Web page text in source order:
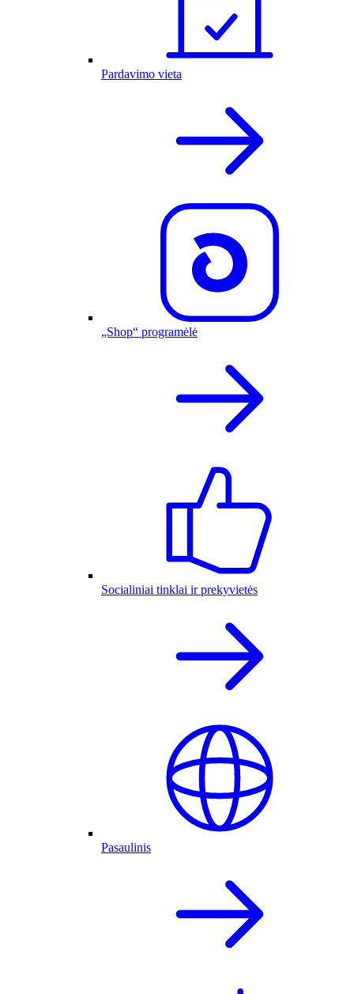
Pardavimo vieta
„Shop“ programėlė
Socialiniai tinklai ir prekyvietės
Pasaulinis